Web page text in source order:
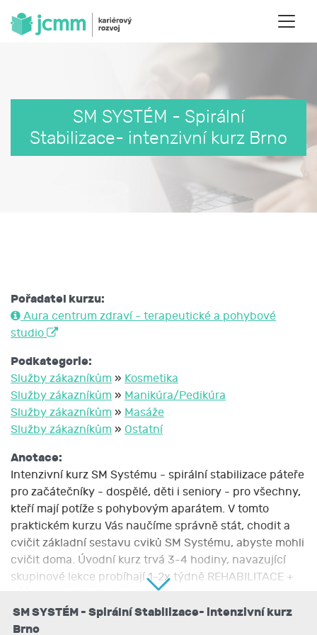
SM SYSTÉM - Spirální
Stabilizace- intenzivní kurz Brno
Pořadatel kurzu:
Aura centrum zdraví - terapeutické a pohybové
studio
Podkategorie:
Služby zákazníkům » Kosmetika
Služby zákazníkům » Manikúra/Pedikúra
Služby zákazníkům » Masáže
Služby zákazníkům » Ostatní
Anotace:
Intenzivní kurz SM Systému - spirální stabilizace páteře
pro začátečníky - dospělé, děti i seniory - pro všechny,
kteří mají potíže s pohybovým aparátem. V tomto
praktickém kurzu Vás naučíme správně stát, chodit a
cvičit základní sestavu cviků SM Systému, abyste mohli
cvičit doma. Úvodní kurz trvá 3-4 hodiny, navazující
skupinové lekce probíhají 1-2x týdně REHABILITACE +
LÉČBA + KONDICE = SM SYSTÉM
Popis kurzu:
SM SYSTÉM - Spirální Stabilizace- intenzivní kurz
Brno